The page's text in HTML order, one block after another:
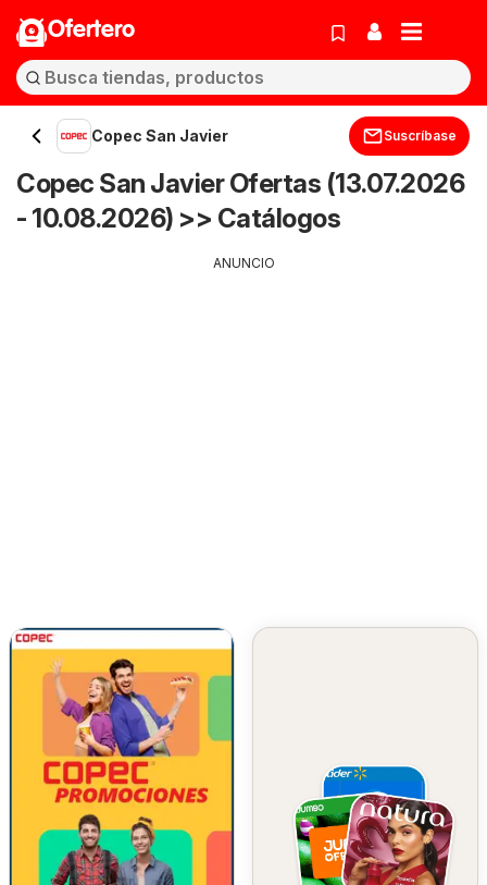
Ofertero
Copec San Javier Suscríbase
Copec San Javier Ofertas (13.07.2026
- 10.08.2026) >> Catálogos
ANUNCIO